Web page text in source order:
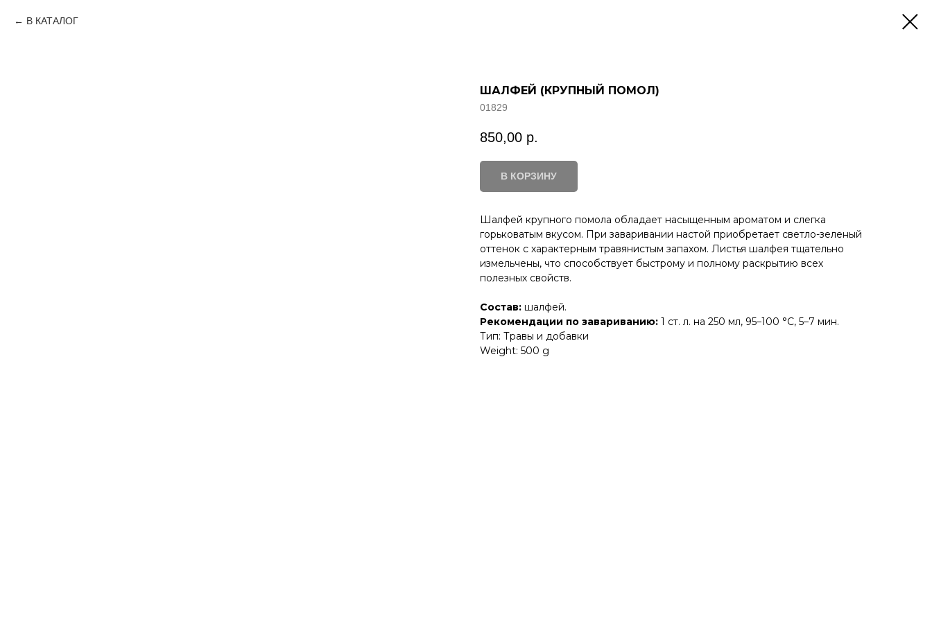
В КАТАЛОГ
ШАЛФЕЙ (КРУПНЫЙ ПОМОЛ)
01829
850,00 р.
В КОРЗИНУ
Шалфей крупного помола обладает насыщенным ароматом и слегка
горьковатым вкусом. При заваривании настой приобретает светло-зеленый
оттенок с характерным травянистым запахом. Листья шалфея тщательно
измельчены, что способствует быстрому и полному раскрытию всех
полезных свойств.
Состав: шалфей.
Рекомендации по завариванию: 1 ст. л. на 250 мл, 95–100 °C, 5–7 мин.
Тип: Травы и добавки
Weight: 500 g